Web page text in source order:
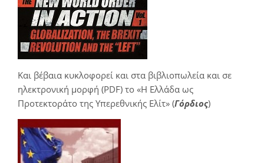
Και βέβαια κυκλοφορεί και στα βιβλιοπωλεία και σε
ηλεκτρονική μορφή (PDF) το «Η Ελλάδα ως
Προτεκτοράτο της Υπερεθνικής Ελίτ» (Γόρδιος)